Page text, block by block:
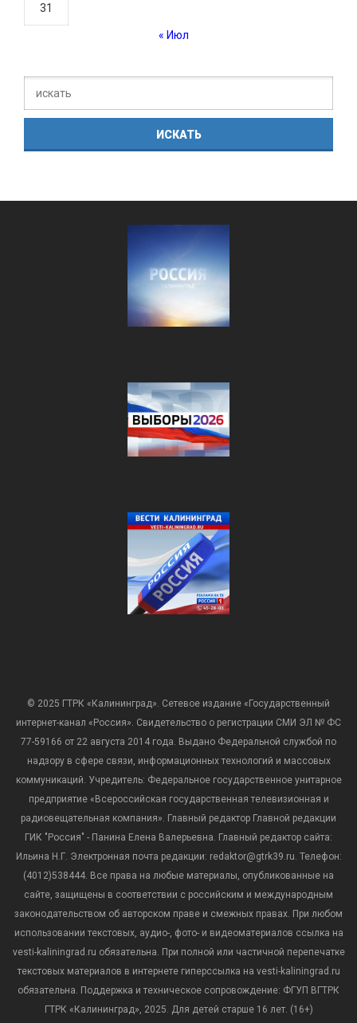
31
« Июл
© 2025 ГТРК «Калининград». Сетевое издание «Государственный
интернет-канал «Россия». Свидетельство о регистрации СМИ ЭЛ № ФС
77-59166 от 22 августа 2014 года. Выдано Федеральной службой по
надзору в сфере связи, информационных технологий и массовых
коммуникаций. Учредитель: Федеральное государственное унитарное
предприятие «Всероссийская государственная телевизионная и
радиовещательная компания». Главный редактор Главной редакции
ГИК "Россия" - Панина Елена Валерьевна. Главный редактор сайта:
Ильина Н.Г. Электронная почта редакции: redaktor@gtrk39.ru. Телефон:
(4012)538444. Все права на любые материалы, опубликованные на
сайте, защищены в соответствии с российским и международным
законодательством об авторском праве и смежных правах. При любом
использовании текстовых, аудио-, фото- и видеоматериалов ссылка на
vesti-kaliningrad.ru обязательна. При полной или частичной перепечатке
текстовых материалов в интернете гиперссылка на vesti-kaliningrad.ru
обязательна. Поддержка и техническое сопровождение: ФГУП ВГТРК
ГТРК «Калининград», 2025. Для детей старше 16 лет. (16+)